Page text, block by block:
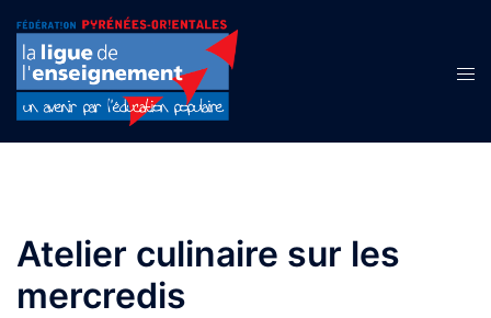
contenu
Atelier culinaire sur les
mercredis